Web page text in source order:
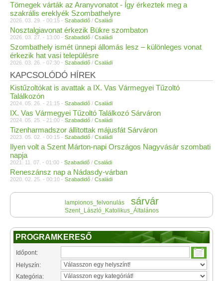
Tömegek várták az Aranyvonatot - Így érkeztek meg a
szakrális ereklyék Szombathelyre
2026. 03. 29. - 00:15 - Szabadidő / Családi
Nosztalgiavonat érkezik Bükre szombaton
2026. 03. 27. - 13:00 - Szabadidő / Családi
Szombathely ismét ünnepi állomás lesz – különleges vonat
érkezik hat vasi településre
2026. 03. 26. - 07:30 - Szabadidő / Családi
KAPCSOLÓDÓ HÍREK
Kistűzoltókat is avattak a IX. Vas Vármegyei Tűzoltó
Találkozón
2024. 05. 26. - 21:15 - Szabadidő / Családi
IX. Vas Vármegyei Tűzoltó Találkozó Sárváron
2024. 05. 25. - 21:00 - Szabadidő / Családi
Tizenharmadszor állítottak májusfát Sárváron
2023. 05. 02. - 00:15 - Szabadidő / Családi
Ilyen volt a Szent Márton-napi Országos Nagyvásár szombati
napja
2021. 11. 07. - 01:00 - Szabadidő / Családi
Reneszánsz nap a Nádasdy-várban
2020. 02. 25. - 00:10 - Szabadidő / Családi
lampionos_felvonulás sárvár
Szent_László_Katolikus_Általános
PROGRAMKERESŐ
Időpont:
Helyszín:
Kategória: